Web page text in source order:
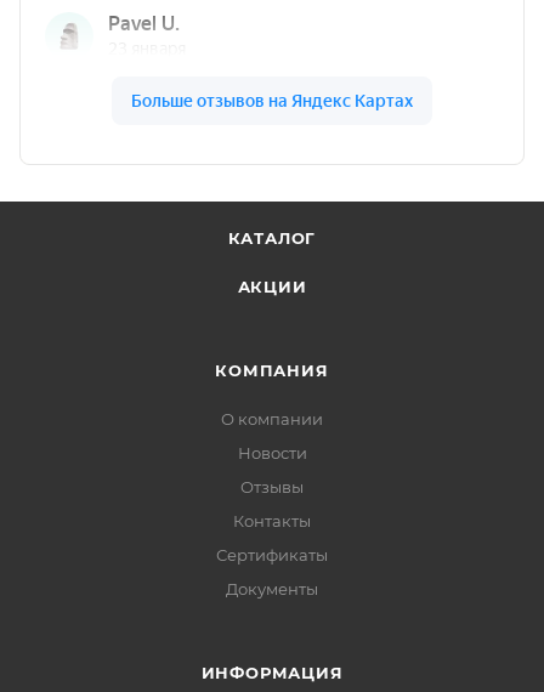
КАТАЛОГ
АКЦИИ
КОМПАНИЯ
О компании
Новости
Отзывы
Контакты
Сертификаты
Документы
ИНФОРМАЦИЯ